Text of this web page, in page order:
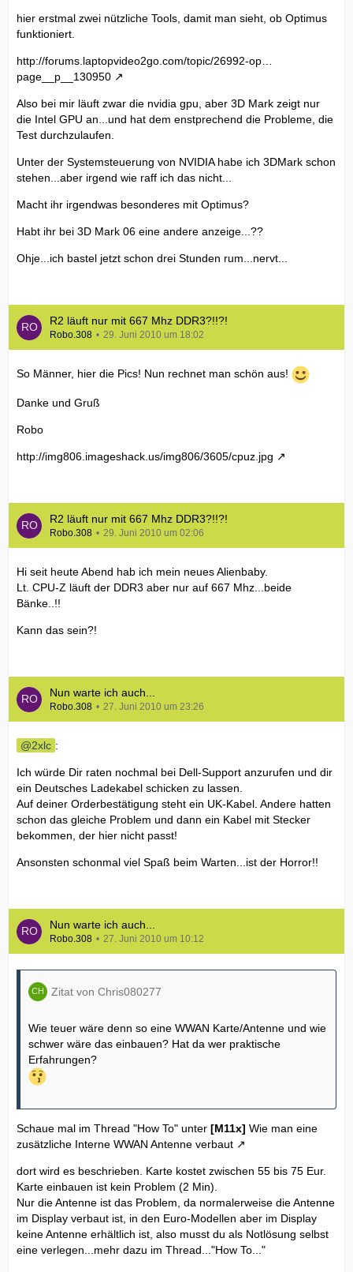
hier erstmal zwei nützliche Tools, damit man sieht, ob Optimus
funktioniert.
http://forums.laptopvideo2go.com/topic/26992-op…
page__p__130950
Also bei mir läuft zwar die nvidia gpu, aber 3D Mark zeigt nur
die Intel GPU an...und hat dem enstprechend die Probleme, die
Test durchzulaufen.
Unter der Systemsteuerung von NVIDIA habe ich 3DMark schon
stehen...aber irgend wie raff ich das nicht...
Macht ihr irgendwas besonderes mit Optimus?
Habt ihr bei 3D Mark 06 eine andere anzeige...??
Ohje...ich bastel jetzt schon drei Stunden rum...nervt...
R2 läuft nur mit 667 Mhz DDR3?!!?!
Robo.308 29. Juni 2010 um 18:02
So Männer, hier die Pics! Nun rechnet man schön aus!
Danke und Gruß
Robo
http://img806.imageshack.us/img806/3605/cpuz.jpg
R2 läuft nur mit 667 Mhz DDR3?!!?!
Robo.308 29. Juni 2010 um 02:06
Hi seit heute Abend hab ich mein neues Alienbaby.
Lt. CPU-Z läuft der DDR3 aber nur auf 667 Mhz...beide
Bänke..!!
Kann das sein?!
Nun warte ich auch...
Robo.308 27. Juni 2010 um 23:26
2xlc :
Ich würde Dir raten nochmal bei Dell-Support anzurufen und dir
ein Deutsches Ladekabel schicken zu lassen.
Auf deiner Orderbestätigung steht ein UK-Kabel. Andere hatten
schon das gleiche Problem und dann ein Kabel mit Stecker
bekommen, der hier nicht passt!
Ansonsten schonmal viel Spaß beim Warten...ist der Horror!!
Nun warte ich auch...
Robo.308 27. Juni 2010 um 10:12
Zitat von Chris080277
Wie teuer wäre denn so eine WWAN Karte/Antenne und wie
schwer wäre das einbauen? Hat da wer praktische
Erfahrungen?
Schaue mal im Thread "How To" unter [M11x] Wie man eine
zusätzliche Interne WWAN Antenne verbaut
dort wird es beschrieben. Karte kostet zwischen 55 bis 75 Eur.
Karte einbauen ist kein Problem (2 Min).
Nur die Antenne ist das Problem, da normalerweise die Antenne
im Display verbaut ist, in den Euro-Modellen aber im Display
keine Antenne erhältlich ist, also musst du als Notlösung selbst
eine verlegen...mehr dazu im Thread..."How To..."